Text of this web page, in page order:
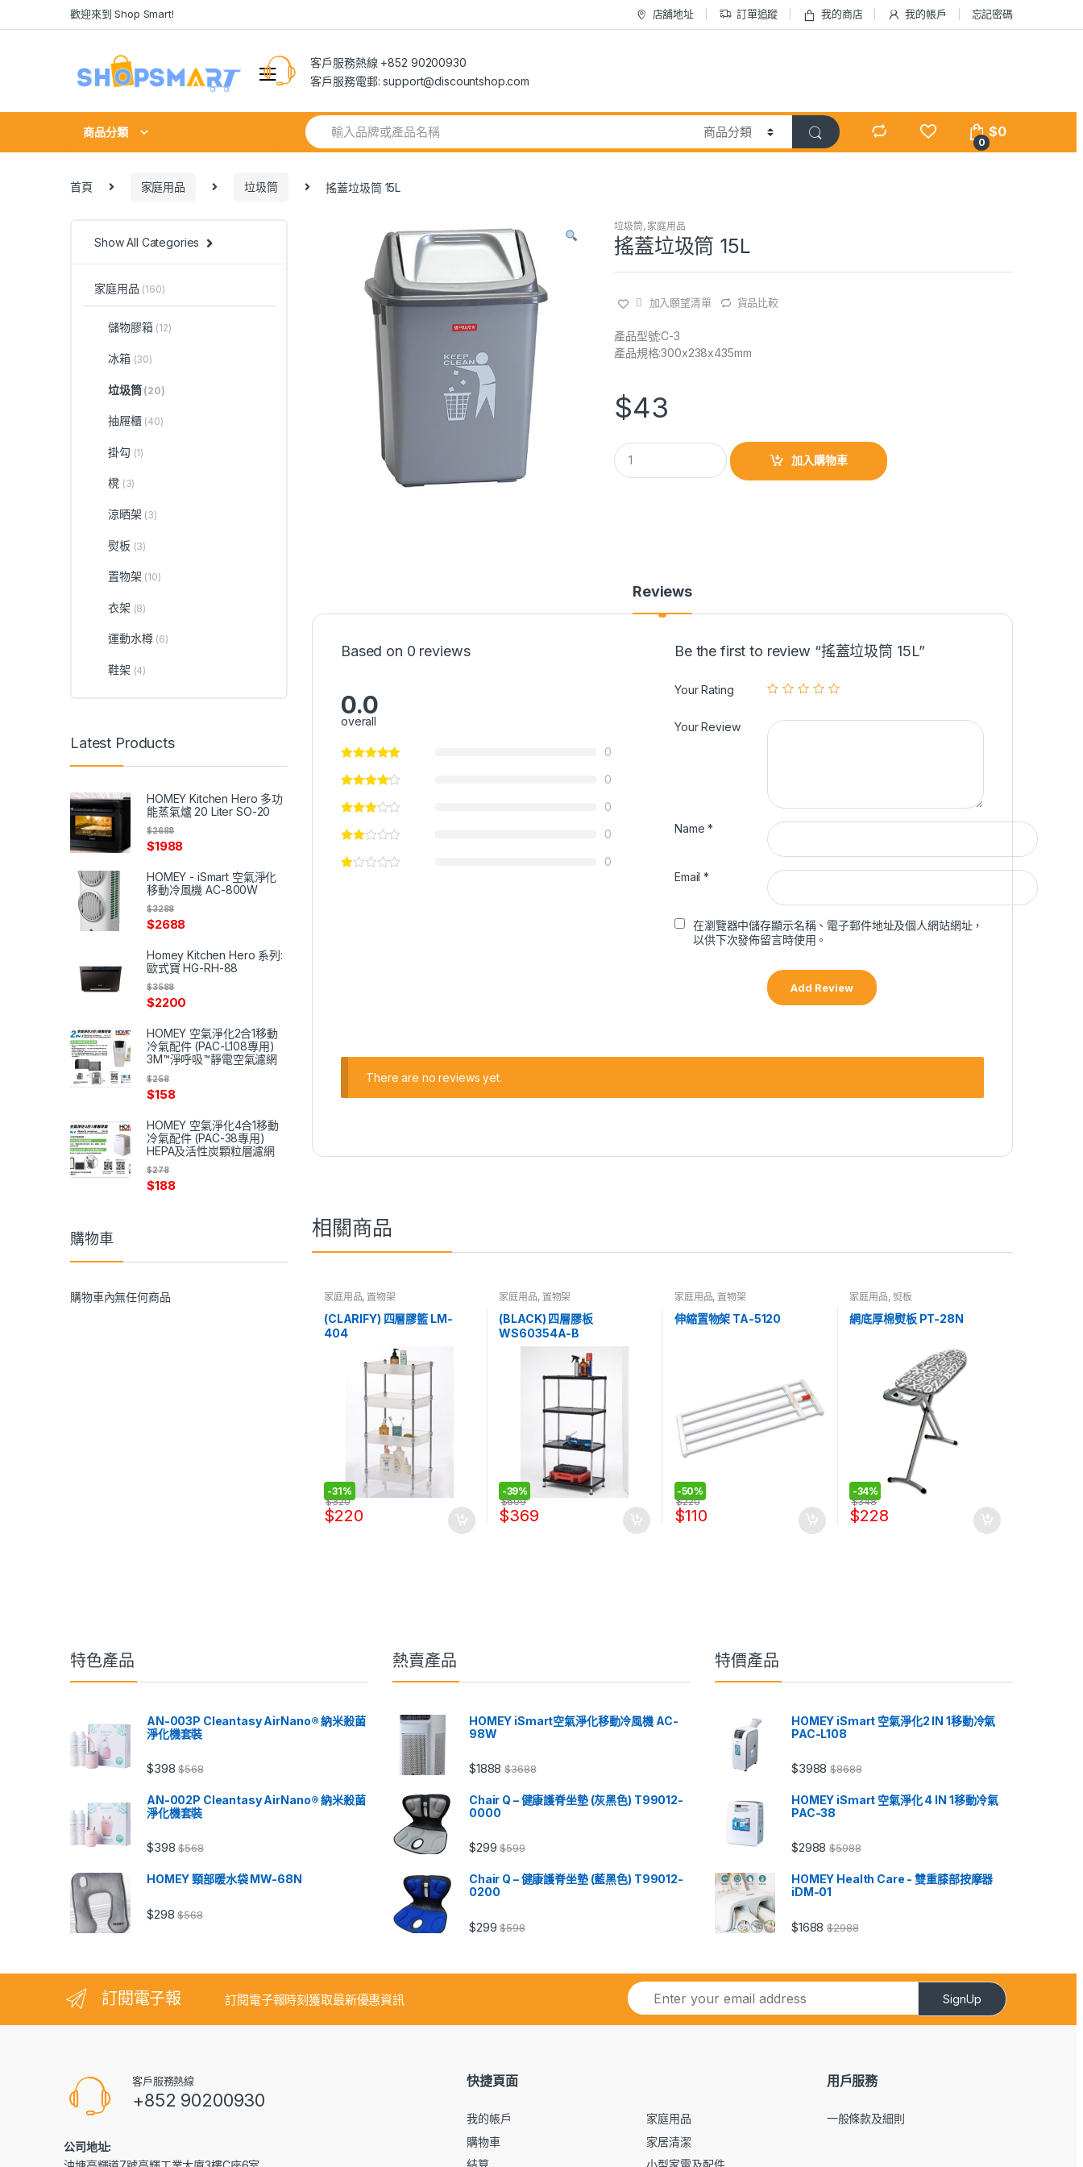
to
to
歡迎來到 Shop Smart! 店舖地址 訂單追蹤 我的商店 我的帳戶 忘記密碼
客戶服務熱線 +852 90200930
客戶服務電郵: support@discountshop.com
商品分類
Search
for:
0
$0
首頁 家庭用品 垃圾筒 搖蓋垃圾筒 15L
垃圾筒, 家庭用品
搖蓋垃圾筒 15L
加入願望清單 貨品比較
產品型號:C-3
產品規格:300x238x435mm
$43
Q
u
a
加入購物車
Reviews
Based on 0 reviews
0.0
overall
0
0
0
0
0
Be the first to review “搖蓋垃圾筒 15L”
Your Rating
Your Review
Name*
Email*
在瀏覽器中儲存顯示名稱、電子郵件地址及個人網站網址，
以供下次發佈留言時使用。
There are no reviews yet.
相關商品
家庭用品, 置物架
(CLARIFY) 四層膠籃 LM-
404
-31%
$220
$320
家庭用品, 置物架
(BLACK) 四層膠板
WS60354A-B
-39%
$369
$609
家庭用品, 置物架
伸縮置物架 TA-5120
-50%
$110
$220
家庭用品, 熨板
網底厚棉熨板 PT-28N
-34%
$228
$348
Show All Categories
家庭用品 (160)
儲物膠箱 (12)
冰箱 (30)
垃圾筒 (20)
抽屜櫃 (40)
掛勾 (1)
櫈 (3)
涼晒架 (3)
熨板 (3)
置物架 (10)
衣架 (8)
運動水樽 (6)
鞋架 (4)
Latest Products
HOMEY Kitchen Hero 多功
能蒸氣爐 20 Liter SO-20
$1988
$2688
HOMEY - iSmart 空氣淨化
移動冷風機 AC-800W
$2688
$3288
Homey Kitchen Hero 系列:
歐式寶 HG-RH-88
$2200
$3588
HOMEY 空氣淨化2合1移動
冷氣配件 (PAC-L108專用)
3M™淨呼吸™靜電空氣濾網
$158
$258
HOMEY 空氣淨化4合1移動
冷氣配件 (PAC-38專用)
HEPA及活性炭顆粒層濾網
$188
$278
購物車
購物車內無任何商品
特色產品
AN-003P Cleantasy AirNano® 納米殺菌
淨化機套裝
$398 $568
AN-002P Cleantasy AirNano® 納米殺菌
淨化機套裝
$398 $568
HOMEY 頸部暖水袋 MW-68N
$298 $568
熱賣產品
HOMEY iSmart空氣淨化移動冷風機 AC-
98W
$1888 $3688
Chair Q – 健康護脊坐墊 (灰黑色) T99012-
0000
$299 $599
Chair Q – 健康護脊坐墊 (藍黑色) T99012-
0200
$299 $598
特價產品
HOMEY iSmart 空氣淨化2 IN 1移動冷氣
PAC-L108
$3988 $8688
HOMEY iSmart 空氣淨化 4 IN 1移動冷氣
PAC-38
$2988 $5988
HOMEY Health Care - 雙重膝部按摩器
iDM-01
$1688 $2988
訂閱電子報 訂閱電子報時刻獲取最新優惠資訊 SignUp
客戶服務熱線
+852 90200930
公司地址:
快捷頁面
我的帳戶
購物車
家庭用品
家居清潔
用戶服務
一般條款及細則